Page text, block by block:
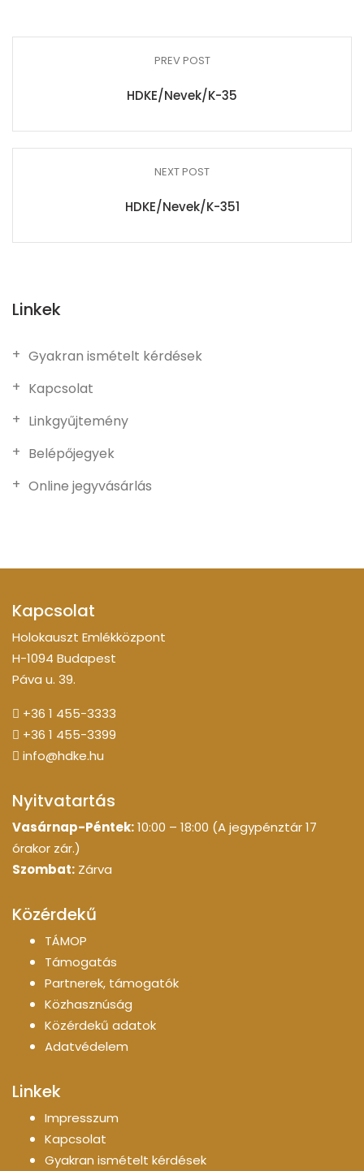
PREV POST
HDKE/Nevek/K-35
NEXT POST
HDKE/Nevek/K-351
Linkek
Gyakran ismételt kérdések
Kapcsolat
Linkgyűjtemény
Belépőjegyek
Online jegyvásárlás
Kapcsolat
Holokauszt Emlékközpont
H-1094 Budapest
Páva u. 39.
+36 1 455-3333
+36 1 455-3399
info@hdke.hu
Nyitvatartás
Vasárnap-Péntek:10:00 – 18:00 (A jegypénztár 17
órakor zár.)
Szombat: Zárva
Közérdekű
TÁMOP
Támogatás
Partnerek, támogatók
Közhasznúság
Közérdekű adatok
Adatvédelem
Linkek
Impresszum
Kapcsolat
Gyakran ismételt kérdések